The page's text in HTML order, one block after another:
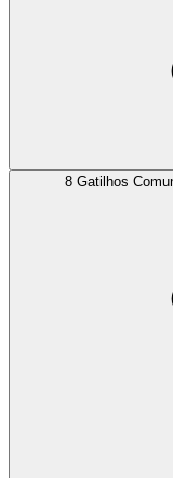
8 Gatilhos